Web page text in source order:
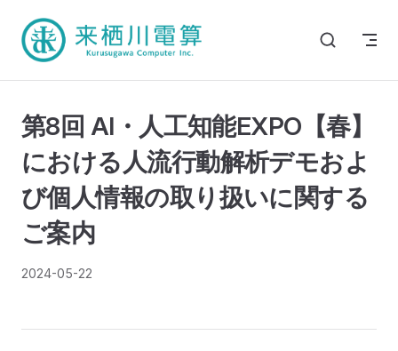
第8回 AI・人工知能EXPO【春】
における人流行動解析デモおよ
び個人情報の取り扱いに関する
ご案内
2024-05-22